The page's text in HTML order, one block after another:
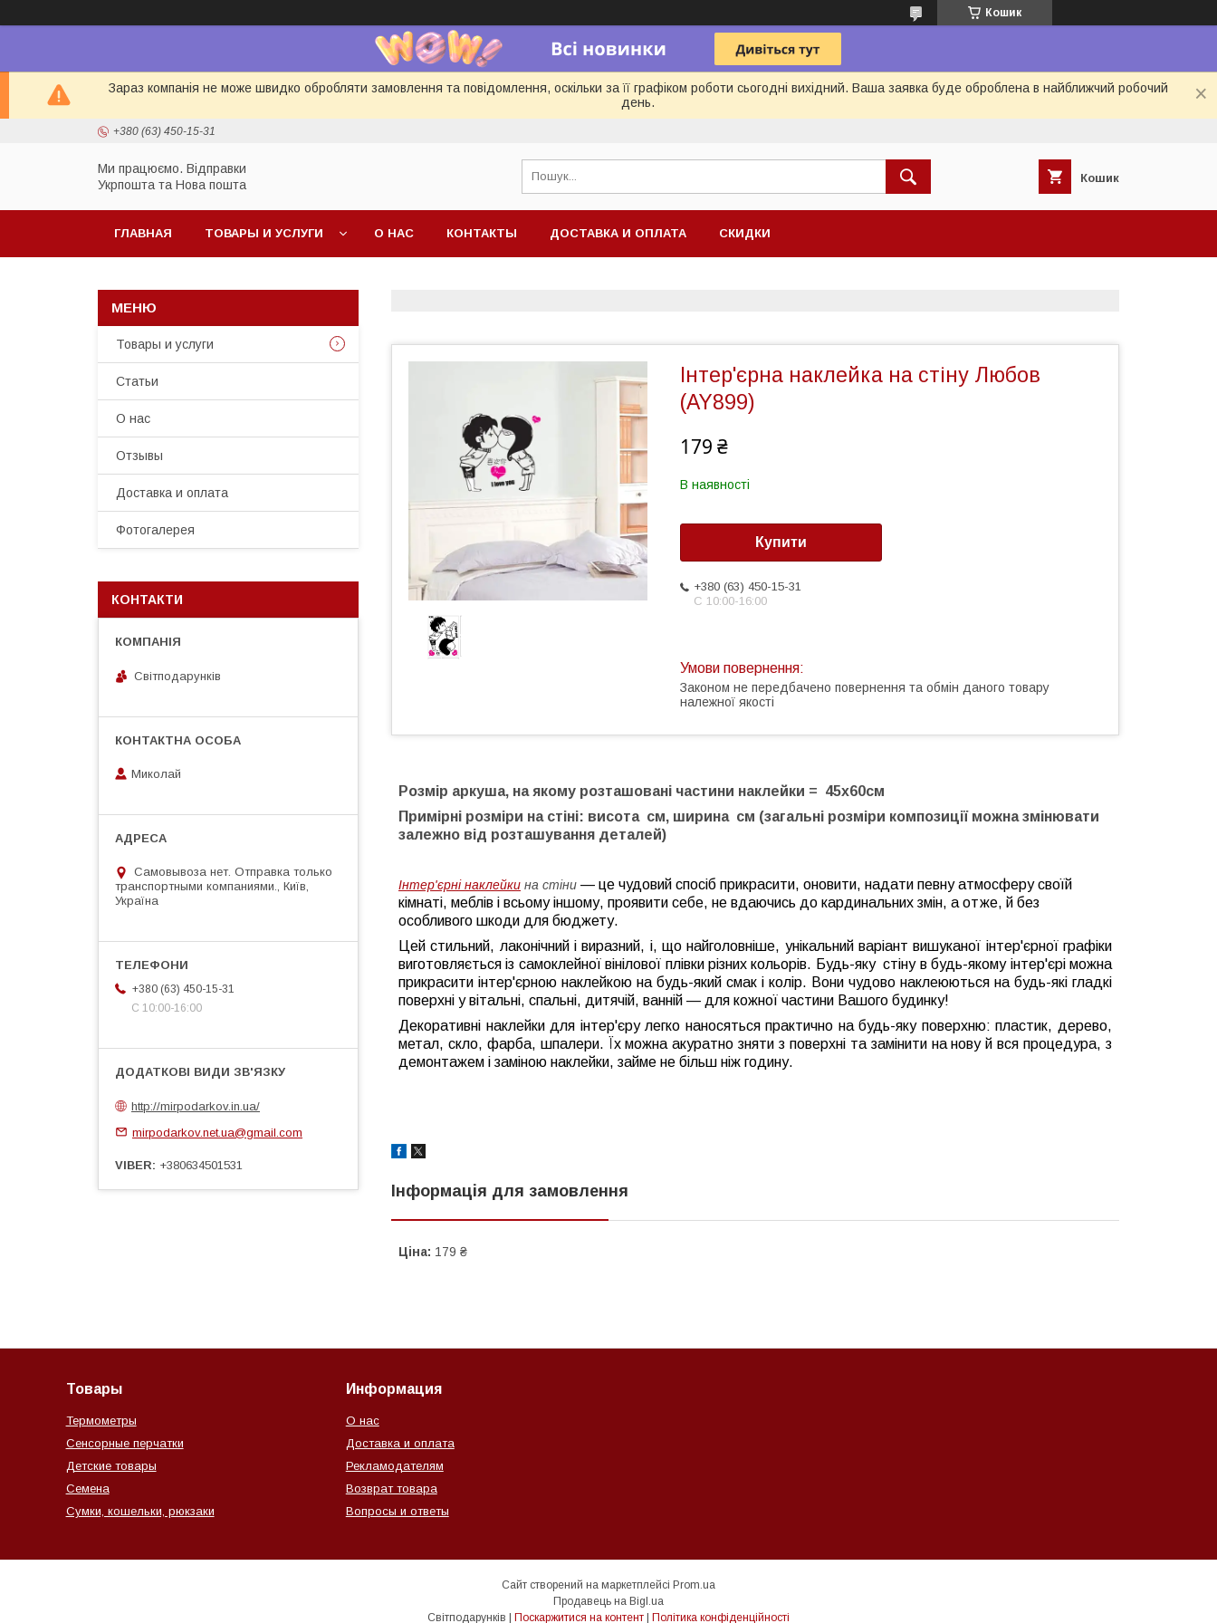
Кошик
Зараз компанія не може швидко обробляти замовлення та повідомлення, оскільки за її графіком роботи сьогодні вихідний. Ваша заявка буде оброблена в найближчий робочий
день.
+380 (63) 450-15-31
Ми працюємо. Відправки
Укрпошта та Нова пошта
Кошик
ГЛАВНАЯ ТОВАРЫ И УСЛУГИ О НАС КОНТАКТЫ ДОСТАВКА И ОПЛАТА СКИДКИ
Інтер'єрна наклейка на стіну Любов
(AY899)
179 ₴
В наявності
Купити
+380 (63) 450-15-31
С 10:00-16:00
Законом не передбачено повернення та обмін даного товару
належної якості
Розмір аркуша, на якому розташовані частини наклейки = 45x60см
Примірні розміри на стіні: висота см, ширина см (загальні розміри композиції можна змінювати
залежно від розташування деталей)
Інтер'єрні наклейки на стіни — це чудовий спосіб прикрасити, оновити, надати певну атмосферу своїй
кімнаті, меблів і всьому іншому, проявити себе, не вдаючись до кардинальних змін, а отже, й без
особливого шкоди для бюджету.
Цей стильний, лаконічний і виразний, і, що найголовніше, унікальний варіант вишуканої інтер'єрної графіки
виготовляється із самоклейної вінілової плівки різних кольорів. Будь-яку стіну в будь-якому інтер'єрі можна
прикрасити інтер'єрною наклейкою на будь-який смак і колір. Вони чудово наклеюються на будь-які гладкі
поверхні у вітальні, спальні, дитячій, ванній — для кожної частини Вашого будинку!
Декоративні наклейки для інтер'єру легко наносяться практично на будь-яку поверхню: пластик, дерево,
метал, скло, фарба, шпалери. Їх можна акуратно зняти з поверхні та замінити на нову й вся процедура, з
демонтажем і заміною наклейки, займе не більш ніж годину.
Інформація для замовлення
Ціна: 179 ₴
Товары и услуги
Статьи
О нас
Отзывы
Доставка и оплата
Фотогалерея
КОНТАКТИ
Світподарунків
Миколай
Самовывоза нет. Отправка только
транспортными компаниями., Київ,
Україна
+380 (63) 450-15-31
С 10:00-16:00
http://mirpodarkov.in.ua/
mirpodarkov.net.ua@gmail.com
VIBER +380634501531
Товары
Термометры
Сенсорные перчатки
Детские товары
Семена
Сумки, кошельки, рюкзаки
Информация
О нас
Доставка и оплата
Рекламодателям
Возврат товара
Вопросы и ответы
Сайт створений на маркетплейсі Prom.ua
Продавець на Bigl.ua
Поскаржитися на контент Політика конфіденційності